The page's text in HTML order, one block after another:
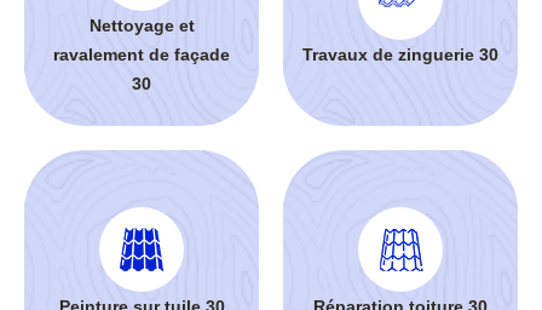
Nettoyage et
ravalement de façade
30
Travaux de zinguerie 30